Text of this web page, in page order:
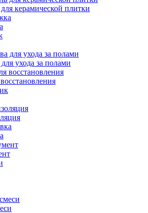
керамической плитки
ухода за полами